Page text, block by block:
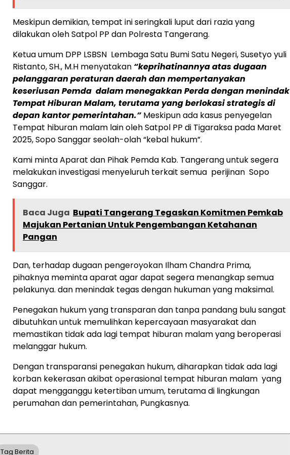
Meskipun demikian, tempat ini seringkali luput dari razia yang
dilakukan oleh Satpol PP dan Polresta Tangerang.
Ketua umum DPP LSBSN Lembaga Satu Bumi Satu Negeri, Susetyo yuli
Ristanto, SH., M.H menyatakan “keprihatinannya atas dugaan
pelanggaran peraturan daerah dan mempertanyakan
keseriusan Pemda dalam menegakkan Perda dengan menindak
Tempat Hiburan Malam, terutama yang berlokasi strategis di
depan kantor pemerintahan.”Meskipun ada kasus penyegelan
Tempat hiburan malam lain oleh Satpol PP di Tigaraksa pada Maret
2025, Sopo Sanggar seolah-olah “kebal hukum”.
Kami minta Aparat dan Pihak Pemda Kab. Tangerang untuk segera
melakukan investigasi menyeluruh terkait semua perijinan Sopo
Sanggar.
Baca Juga Bupati Tangerang Tegaskan Komitmen Pemkab
Majukan Pertanian Untuk Pengembangan Ketahanan
Pangan
Dan, terhadap dugaan pengeroyokan Ilham Chandra Prima,
pihaknya meminta aparat agar dapat segera menangkap semua
pelakunya. dan menindak tegas dengan hukuman yang maksimal.
Penegakan hukum yang transparan dan tanpa pandang bulu sangat
dibutuhkan untuk memulihkan kepercayaan masyarakat dan
memastikan tidak ada lagi tempat hiburan malam yang beroperasi
melanggar hukum.
Dengan transparansi penegakan hukum, diharapkan tidak ada lagi
korban kekerasan akibat operasional tempat hiburan malam yang
dapat mengganggu ketertiban umum, terutama di lingkungan
perumahan dan pemerintahan, Pungkasnya.
Tag Berita